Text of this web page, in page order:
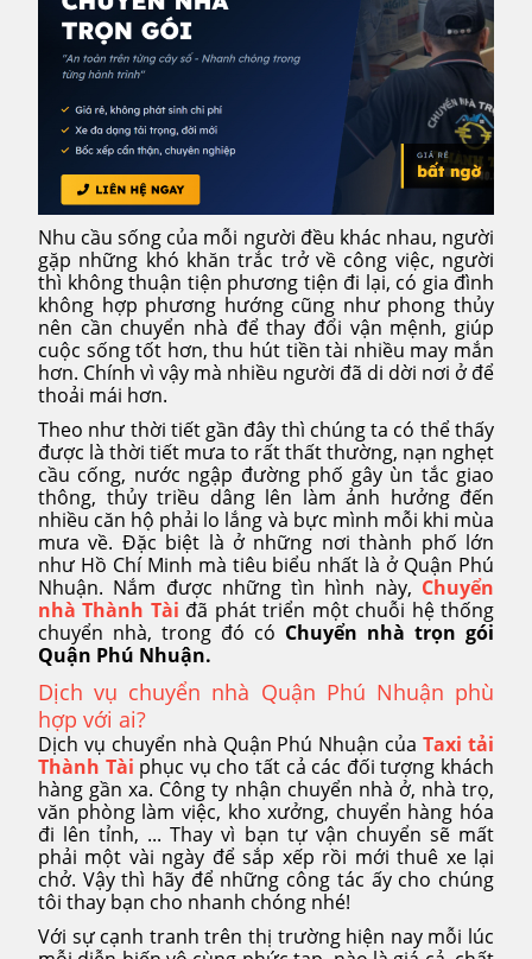
Nhu cầu sống của mỗi người đều khác nhau, người
gặp những khó khăn trắc trở về công việc, người
thì không thuận tiện phương tiện đi lại, có gia đình
không hợp phương hướng cũng như phong thủy
nên cần chuyển nhà để thay đổi vận mệnh, giúp
cuộc sống tốt hơn, thu hút tiền tài nhiều may mắn
hơn. Chính vì vậy mà nhiều người đã di dời nơi ở để
thoải mái hơn.
Theo như thời tiết gần đây thì chúng ta có thể thấy
được là thời tiết mưa to rất thất thường, nạn nghẹt
cầu cống, nước ngập đường phố gây ùn tắc giao
thông, thủy triều dâng lên làm ảnh hưởng đến
nhiều căn hộ phải lo lắng và bực mình mỗi khi mùa
mưa về. Đặc biệt là ở những nơi thành phố lớn
như Hồ Chí Minh mà tiêu biểu nhất là ở Quận Phú
Nhuận. Nắm được những tìn hình này, Chuyển
nhà Thành Tài đã phát triển một chuỗi hệ thống
chuyển nhà, trong đó có Chuyển nhà trọn gói
Quận Phú Nhuận.
Dịch vụ chuyển nhà Quận Phú Nhuận phù
hợp với ai?
Dịch vụ chuyển nhà Quận Phú Nhuận củaTaxi tải
Thành Tài phục vụ cho tất cả các đối tượng khách
hàng gần xa. Công ty nhận chuyển nhà ở, nhà trọ,
văn phòng làm việc, kho xưởng, chuyển hàng hóa
đi lên tỉnh, ... Thay vì bạn tự vận chuyển sẽ mất
phải một vài ngày để sắp xếp rồi mới thuê xe lại
chở. Vậy thì hãy để những công tác ấy cho chúng
tôi thay bạn cho nhanh chóng nhé!
Với sự cạnh tranh trên thị trường hiện nay mỗi lúc